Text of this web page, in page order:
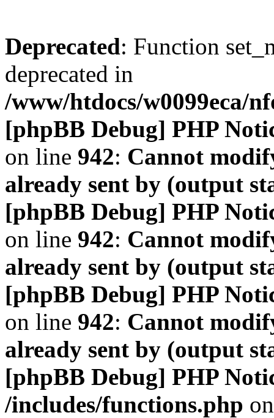
Deprecated: Function
deprecated in
/www/htdocs/w0099eca/
[phpBB Debug] PHP
on line 942: Cannot
already sent by (output
[phpBB Debug] PHP
on line 942: Cannot
already sent by (output
[phpBB Debug] PHP
on line 942: Cannot
already sent by (output
[phpBB Debug] PHP
/includes/functions.php